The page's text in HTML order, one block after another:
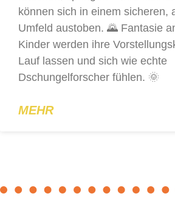
können sich in einem sicheren,
Umfeld austoben. 🌄 Fantasie
Kinder werden ihre
Lauf lassen und sich wie echte
Dschungelforscher fühlen. 🌞
MEHR